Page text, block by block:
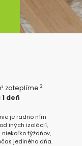
zateplíme 2
1 deň
je radno ním
iných izolácií,
týždňov,
jediného dňa.